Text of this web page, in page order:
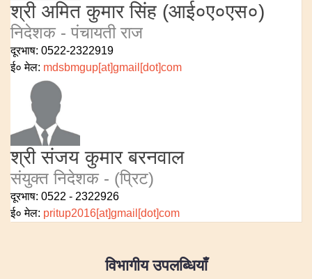
श्री अमित कुमार सिंह (आई०ए०एस०)
निदेशक - पंचायती राज
दूरभाष: 0522-2322919
ई० मेल: mdsbmgup[at]gmail[dot]com
श्री संजय कुमार बरनवाल
संयुक्त निदेशक - (प्रिट)
दूरभाष: 0522 - 2322926
ई० मेल: pritup2016[at]gmail[dot]com
विभागीय उपलब्धियाँ